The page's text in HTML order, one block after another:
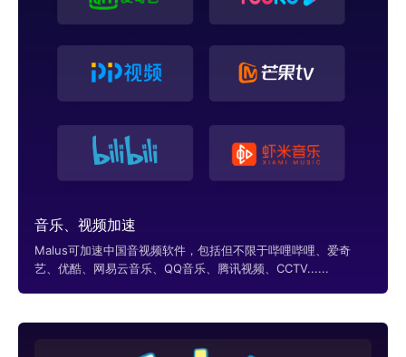
音乐、视频加速
Malus可加速中国音视频软件，包括但不限于哔哩哔哩、爱奇
艺、优酷、网易云音乐、QQ音乐、腾讯视频、CCTV......